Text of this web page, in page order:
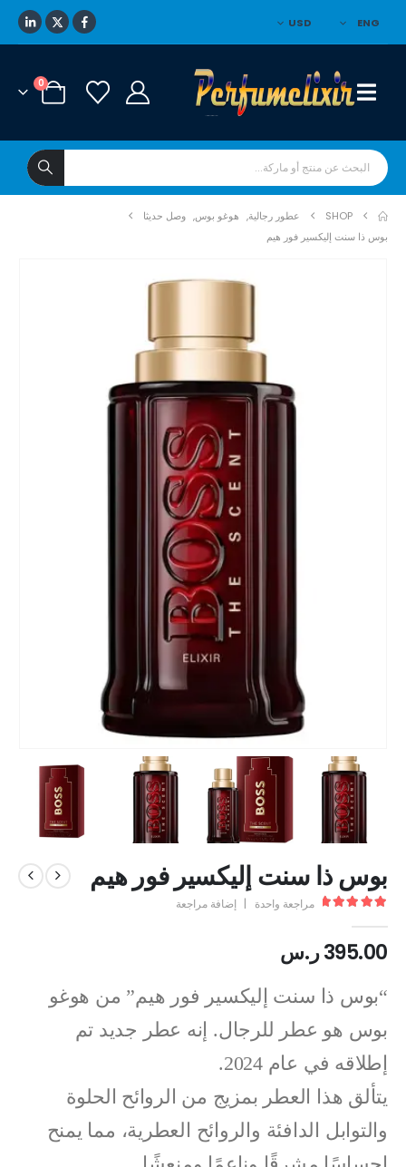
ENG
USD
0
SHOP عطور رجالية, هوغو بوس, وصل حديثا
بوس ذا سنت إليكسير فور هيم
بوس ذا سنت إليكسير فور هيم
مراجعة واحدة | إضافة مراجعة
395.00ر.س
“بوس ذا سنت إليكسير فور هيم” من هوغو
بوس هو عطر للرجال. إنه عطر جديد تم
إطلاقه في عام 2024.
يتألق هذا العطر بمزيج من الروائح الحلوة
والتوابل الدافئة والروائح العطرية، مما يمنح